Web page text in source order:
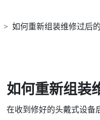
> 如何重新组装维修过后
如何重新组装
在收到修好的头戴式设备